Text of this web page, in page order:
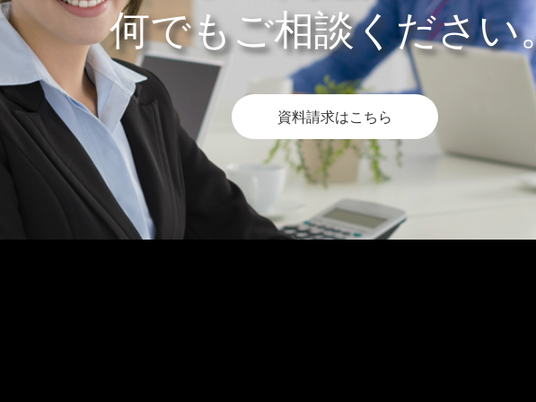
何でもご相談ください
資料請求はこちら